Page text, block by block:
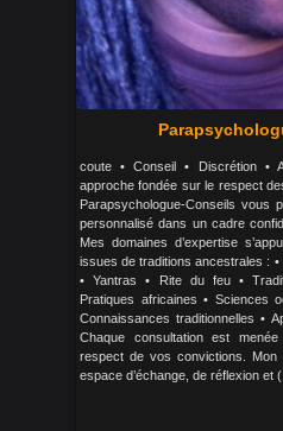
coute • Conseil • Discrétion •
approche fondée sur le respect
Parapsychologue-Conseils vous
personnalisé dans un cadre
Mes domaines d’expertise
issues de traditions ancestrales :
• Yantras • Rite du feu •
Pratiques africaines • Sciences
Connaissances traditionnelles •
Chaque consultation est
respect de vos convictions.
espace d’échange, de réflexion et